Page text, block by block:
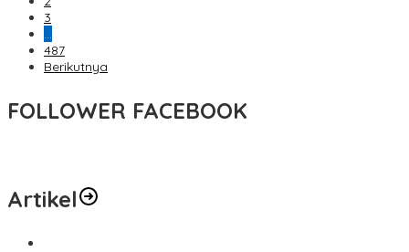
3
…
487
Berikutnya
FOLLOWER FACEBOOK
Artikel